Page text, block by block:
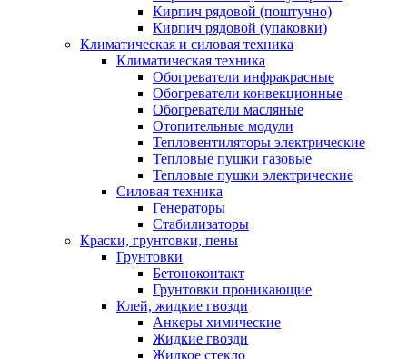
Кирпич рядовой (поштучно)
Кирпич рядовой (упаковки)
Климатическая и силовая техника
Климатическая техника
Обогреватели инфракрасные
Обогреватели конвекционные
Обогреватели масляные
Отопительные модули
Тепловентиляторы электрические
Тепловые пушки газовые
Тепловые пушки электрические
Силовая техника
Генераторы
Стабилизаторы
Краски, грунтовки, пены
Грунтовки
Бетоноконтакт
Грунтовки проникающие
Клей, жидкие гвозди
Анкеры химические
Жидкие гвозди
Жидкое стекло